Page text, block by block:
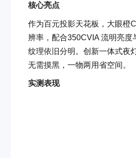
核心亮点
作为百元投影天花板，大眼橙
辨率，配合350CVIA 流明亮
纹理依旧分明。创新一体式夜
无需摸黑，一物两用省空间。
实测表现